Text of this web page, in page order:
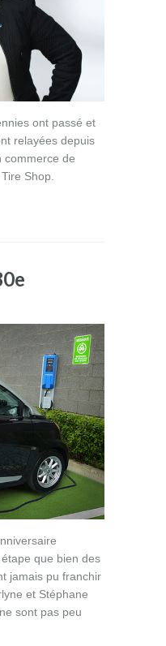
ont passé et
relayées depuis
commerce de
Shop.
étape que bien des
jamais pu franchir
et Stéphane
sont pas peu